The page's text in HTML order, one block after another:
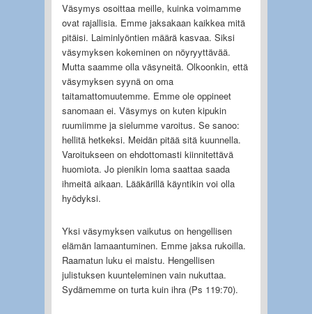
Väsymys osoittaa meille, kuinka voimamme
ovat rajallisia. Emme jaksakaan kaikkea mitä
pitäisi. Laiminlyöntien määrä kasvaa. Siksi
väsymyksen kokeminen on nöyryyttävää.
Mutta saamme olla väsyneitä. Olkoonkin, että
väsymyksen syynä on oma
taitamattomuutemme. Emme ole oppineet
sanomaan ei. Väsymys on kuten kipukin
ruumiimme ja sielumme varoitus. Se sanoo:
hellitä hetkeksi. Meidän pitää sitä kuunnella.
Varoitukseen on ehdottomasti kiinnitettävä
huomiota. Jo pienikin loma saattaa saada
ihmeitä aikaan. Lääkärillä käyntikin voi olla
hyödyksi.
Yksi väsymyksen vaikutus on hengellisen
elämän lamaantuminen. Emme jaksa rukoilla.
Raamatun luku ei maistu. Hengellisen
julistuksen kuunteleminen vain nukuttaa.
Sydämemme on turta kuin ihra (Ps 119:70).